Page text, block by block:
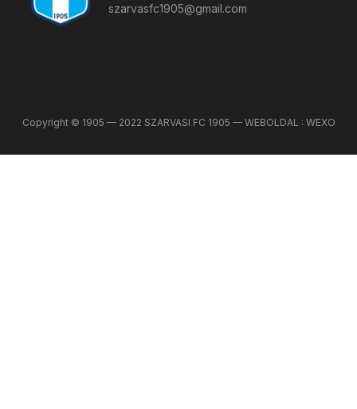
szarvasfc1905@gmail.com
Copyright © 1905 — 2022 SZARVASI FC 1905 — WEBOLDAL : WEXO